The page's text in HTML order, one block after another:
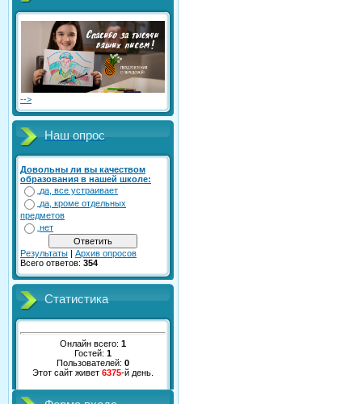
-->
Наш опрос
Довольны ли вы качеством
образования в нашей школе:
да, все устраивает
да, кроме отдельных
предметов
нет
Результаты | Архив опросов
Всего ответов: 354
Статистика
Онлайн всего: 1
Гостей: 1
Пользователей: 0
Этот сайт живет 6375-й день.